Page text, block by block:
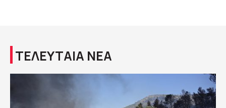
ΤΕΛΕΥΤΑΙΑ ΝΕΑ